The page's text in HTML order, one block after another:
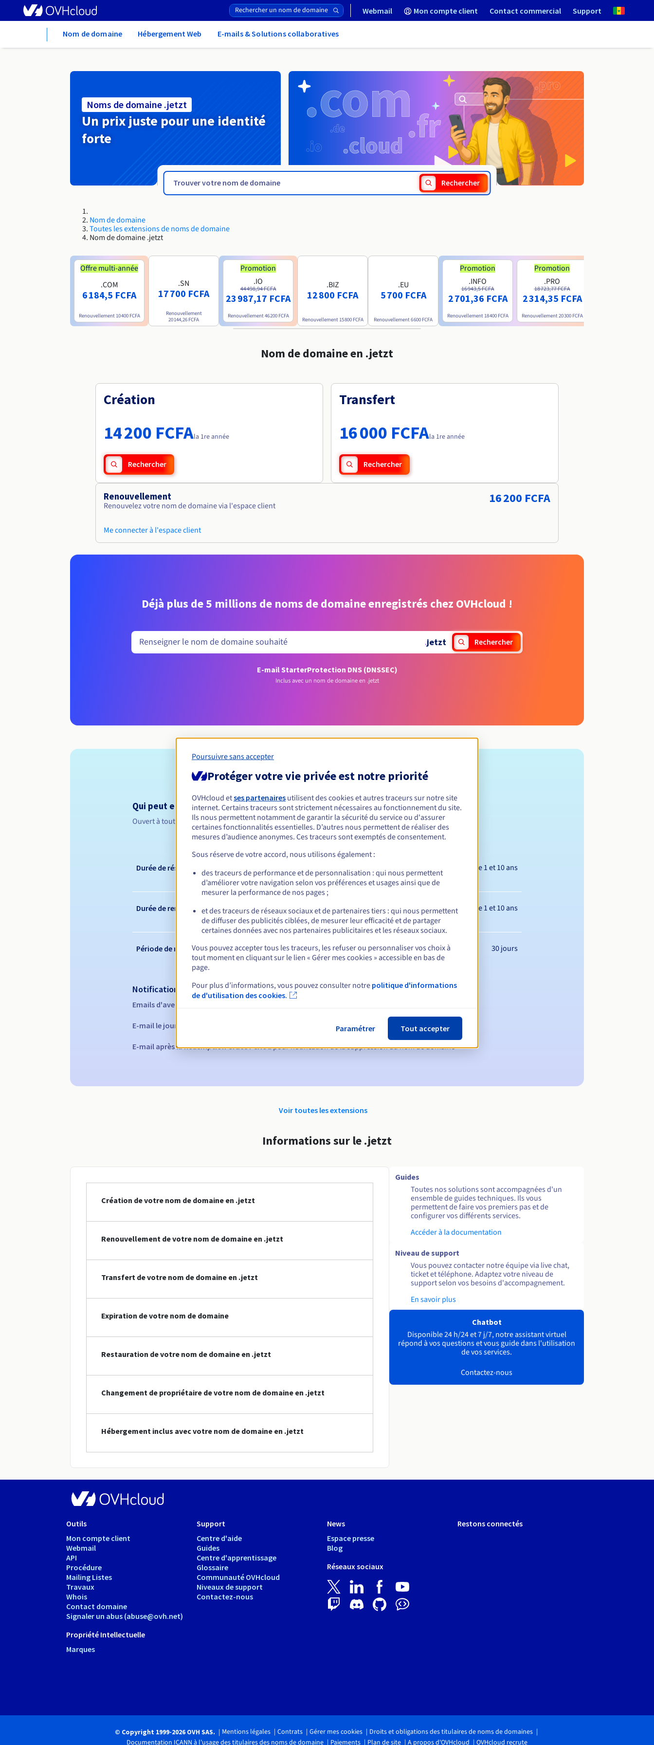
Webmail Mon compte client Contact commercial Support
Nom de domaine Hébergement Web E-mails & Solutions collaboratives
Noms de domaine .jetzt
Un prix juste pour une identité
forte
Rechercher
Nom de domaine
Toutes les extensions de noms de domaine
Nom de domaine .jetzt
Offre multi-année
.COM
6 184,5 FCFA
Renouvellement 10 400 FCFA
.SN
17 700 FCFA
Renouvellement
20 144,26 FCFA
Promotion
.IO
44 498,94 FCFA
23 987,17 FCFA
Renouvellement46 200 FCFA
.BIZ
12 800 FCFA
Renouvellement 15 800 FCFA
.EU
5 700 FCFA
Renouvellement6 600 FCFA
Promotion
.INFO
16 943,5 FCFA
2 701,36 FCFA
Renouvellement 18 400 FCFA
Promotion
.PRO
18 723,77 FCFA
2 314,35 FCFA
Renouvellement20 300 FCFA
Nom de domaine en .jetzt
Création
14 200 FCFAla 1re année
Rechercher
Transfert
16 000 FCFAla 1re année
Rechercher
Renouvellement
Renouvelez votre nom de domaine via l'espace client
Me connecter à l'espace client
16 200 FCFA
Déjà plus de 5 millions de noms de domaine enregistrés chez OVHcloud !
.jetzt Rechercher
E-mail StarterProtection DNS (DNSSEC)
Inclus avec un nom de domaine en .jetzt
Conditions d'éligibilité
Qui peut enregistrer un .jetzt ?
Ouvert à toutes les personnes physiques ou morales, sans restriction géographique.
Règles de gestion et notifications
Durée de réservation Entre 1 et 10 ans
Durée de renouvellement Entre 1 et 10 ans
Période de rédemption 30 jours
Notifications automatiques :
Emails d'avertissement :
E-mail le jour de l'expiration pour notification de la suspension du nom de domaine
E-mail après la Redemption Grace Periodpour notification de la suppression du nom de domaine
Voir toutes les extensions
Informations sur le .jetzt
Création de votre nom de domaine en .jetzt
Renouvellement de votre nom de domaine en .jetzt
Transfert de votre nom de domaine en .jetzt
Expiration de votre nom de domaine
Restauration de votre nom de domaine en .jetzt
Changement de propriétaire de votre nom de domaine en .jetzt
Hébergement inclus avec votre nom de domaine en .jetzt
Guides
Toutes nos solutions sont accompagnées d'un
ensemble de guides techniques. Ils vous
permettent de faire vos premiers pas et de
configurer vos différents services.
Accéder à la documentation
Niveau de support
Vous pouvez contacter notre équipe via live chat,
ticket et téléphone. Adaptez votre niveau de
support selon vos besoins d'accompagnement.
En savoir plus
Chatbot
Disponible 24 h/24 et 7 j/7, notre assistant virtuel
répond à vos questions et vous guide dans l'utilisation
de vos services.
Contactez-nous
Outils
Mon compte client
Webmail
API
Procédure
Mailing Listes
Travaux
Whois
Contact domaine
Signaler un abus (abuse@ovh.net)
Propriété Intellectuelle
Marques
Support
Centre d'aide
Guides
Centre d'apprentissage
Glossaire
Communauté OVHcloud
Niveaux de support
Contactez-nous
News
Espace presse
Blog
Réseaux sociaux
Restons connectés
© Copyright 1999-2026 OVH SAS. Mentions légales Contrats Gérer mes cookies
Droits et obligations des titulaires de noms de domaines
Documentation ICANN à l'usage des titulaires des noms de domaine
Paiements Plan de site A propos d'OVHcloud OVHcloud recrute
Poursuivre sans accepter
Protéger votre vie privée est notre priorité
OVHcloud etses partenaires utilisent des cookies et autres traceurs sur notre site
internet. Certains traceurs sont strictement nécessaires au fonctionnement du site.
Ils nous permettent notamment de garantir la sécurité du service ou d'assurer
certaines fonctionnalités essentielles. D’autres nous permettent de réaliser des
mesures d’audience anonymes. Ces traceurs sont exemptés de consentement.
Sous réserve de votre accord, nous utilisons également :
des traceurs de performance et de personnalisation : qui nous permettent
d’améliorer votre navigation selon vos préférences et usages ainsi que de
mesurer la performance de nos pages ;
et des traceurs de réseaux sociaux et de partenaires tiers : qui nous permettent
de diffuser des publicités ciblées, de mesurer leur efficacité et de partager
certaines données avec nos partenaires publicitaires et les réseaux sociaux.
Vous pouvez accepter tous les traceurs, les refuser ou personnaliser vos choix à
tout moment en cliquant sur le lien « Gérer mes cookies » accessible en bas de
page.
Pour plus d’informations, vous pouvez consulter notre politique d'informations
de d'utilisation des cookies.
Paramétrer Tout accepter